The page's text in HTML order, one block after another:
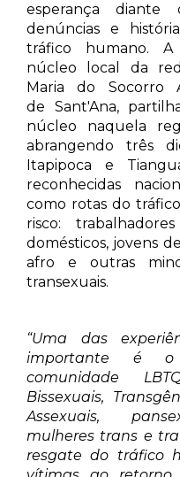
esperança diante
denúncias e
tráfico humano.
núcleo local da
Maria do Socorro
de Sant'Ana,
núcleo naquela
abrangendo três
Itapipoca e
reconhecidas
como rotas do
risco:
domésticos, jovens
afro e outras
transexuais.
“Uma das
importante é o
comunidade
Bissexuais,
Assexuais,
mulheres trans e
resgate do tráfico